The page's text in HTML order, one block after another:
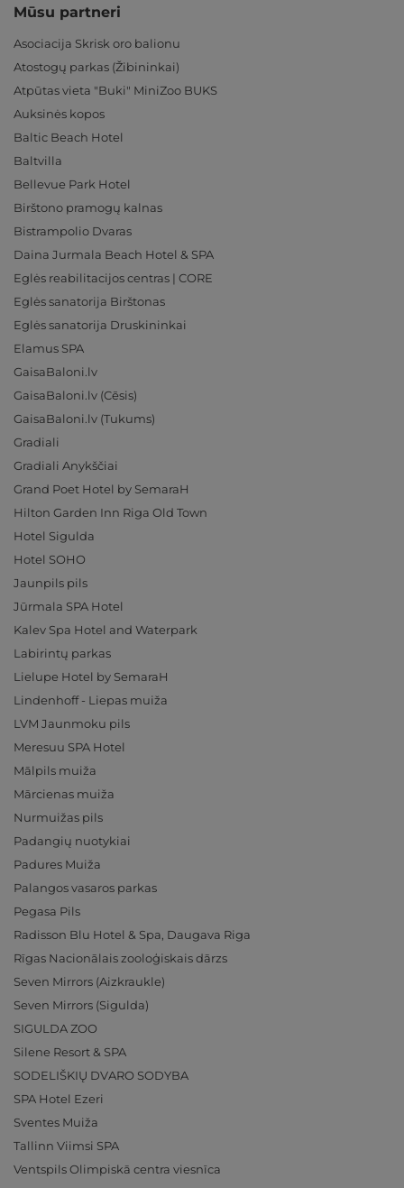
Mūsu partneri
Asociacija Skrisk oro balionu
Atostogų parkas (Žibininkai)
Atpūtas vieta "Buki" MiniZoo BUKS
Auksinės kopos
Baltic Beach Hotel
Baltvilla
Bellevue Park Hotel
Birštono pramogų kalnas
Bistrampolio Dvaras
Daina Jurmala Beach Hotel & SPA
Eglės reabilitacijos centras | CORE
Eglės sanatorija Birštonas
Eglės sanatorija Druskininkai
Elamus SPA
GaisaBaloni.lv
GaisaBaloni.lv (Cēsis)
GaisaBaloni.lv (Tukums)
Gradiali
Gradiali Anykščiai
Grand Poet Hotel by SemaraH
Hilton Garden Inn Riga Old Town
Hotel Sigulda
Hotel SOHO
Jaunpils pils
Jūrmala SPA Hotel
Kalev Spa Hotel and Waterpark
Labirintų parkas
Lielupe Hotel by SemaraH
Lindenhoff - Liepas muiža
LVM Jaunmoku pils
Meresuu SPA Hotel
Mālpils muiža
Mārcienas muiža
Nurmuižas pils
Padangių nuotykiai
Padures Muiža
Palangos vasaros parkas
Pegasa Pils
Radisson Blu Hotel & Spa, Daugava Riga
Rīgas Nacionālais zooloģiskais dārzs
Seven Mirrors (Aizkraukle)
Seven Mirrors (Sigulda)
SIGULDA ZOO
Silene Resort & SPA
SODELIŠKIŲ DVARO SODYBA
SPA Hotel Ezeri
Sventes Muiža
Tallinn Viimsi SPA
Ventspils Olimpiskā centra viesnīca